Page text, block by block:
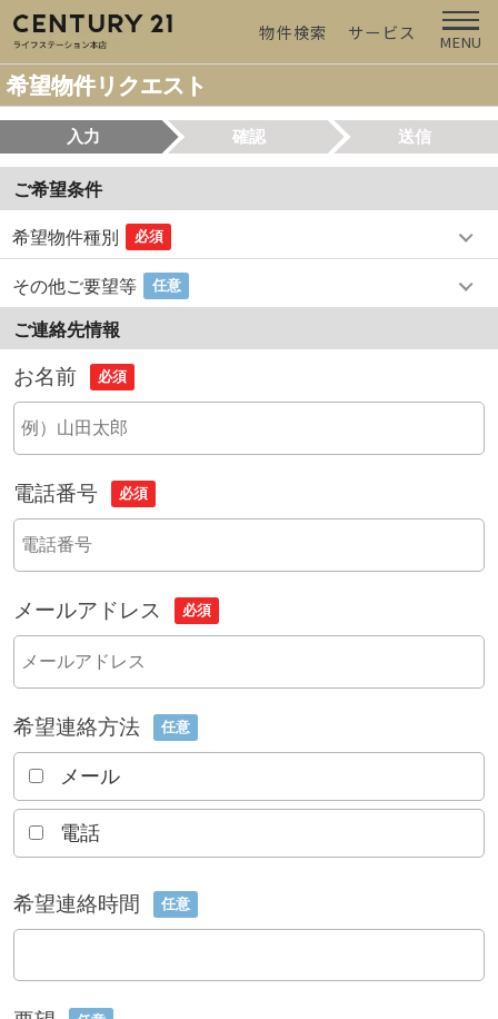
物件検索 サービス MENU
希望物件リクエスト
入力 確認 送信
ご希望条件
希望物件種別 必須
その他ご要望等 任意
ご連絡先情報
お名前 必須
電話番号 必須
メールアドレス 必須
希望連絡方法 任意
メール
電話
希望連絡時間 任意